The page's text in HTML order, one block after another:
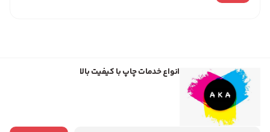
انواع خدمات چاپ با کیفیت بالا